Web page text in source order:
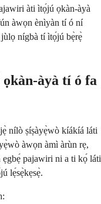
àti ìtọ́jú ọkàn-àyà
àwọn ènìyàn tí ó ní
jùlọ nígbà tí ìtọ́jú bẹ̀rẹ̀
ọkàn-àyà tí ó fa
nílò ṣíṣàyẹ̀wò kíákíá láti
àwọn àmì àrùn rẹ,
pajawiri ni a ti kọ́ láti
lẹ́sẹ̀kẹsẹ̀.